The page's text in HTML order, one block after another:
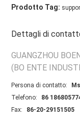
Prodotto Tag:
Dettagli di
GUANGZHOU
(BO ENTE
Persona di contatto:
Telefono:
86
Fax:
86-20-29151505